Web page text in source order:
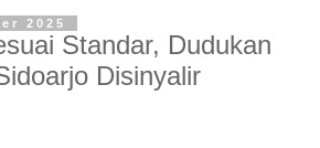
2025
Standar, Dudukan
Disinyalir